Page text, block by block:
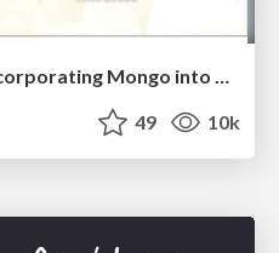
Visualizing Your Data: Incorporating Mongo into Loggly Infrastructure
49 10k